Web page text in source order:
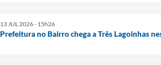
13 JUL 2026 - 15h26
Prefeitura no Bairro chega a Três Lagoinhas